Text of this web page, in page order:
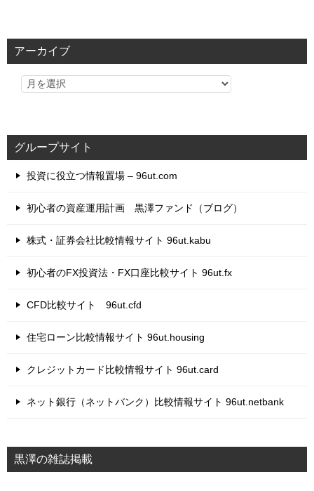
リ
アーカイブ
グループサイト
投資に役立つ情報置場 – 96ut.com
初心者の資産運用計画 黒澤ファンド（ブログ）
株式・証券会社比較情報サイト 96ut.kabu
初心者のFX投資法・FX口座比較サイト 96ut.fx
CFD比較サイト 96ut.cfd
住宅ローン比較情報サイト 96ut.housing
クレジットカード比較情報サイト 96ut.card
ネット銀行（ネットバンク）比較情報サイト 96ut.netbank
黒澤の雑誌掲載